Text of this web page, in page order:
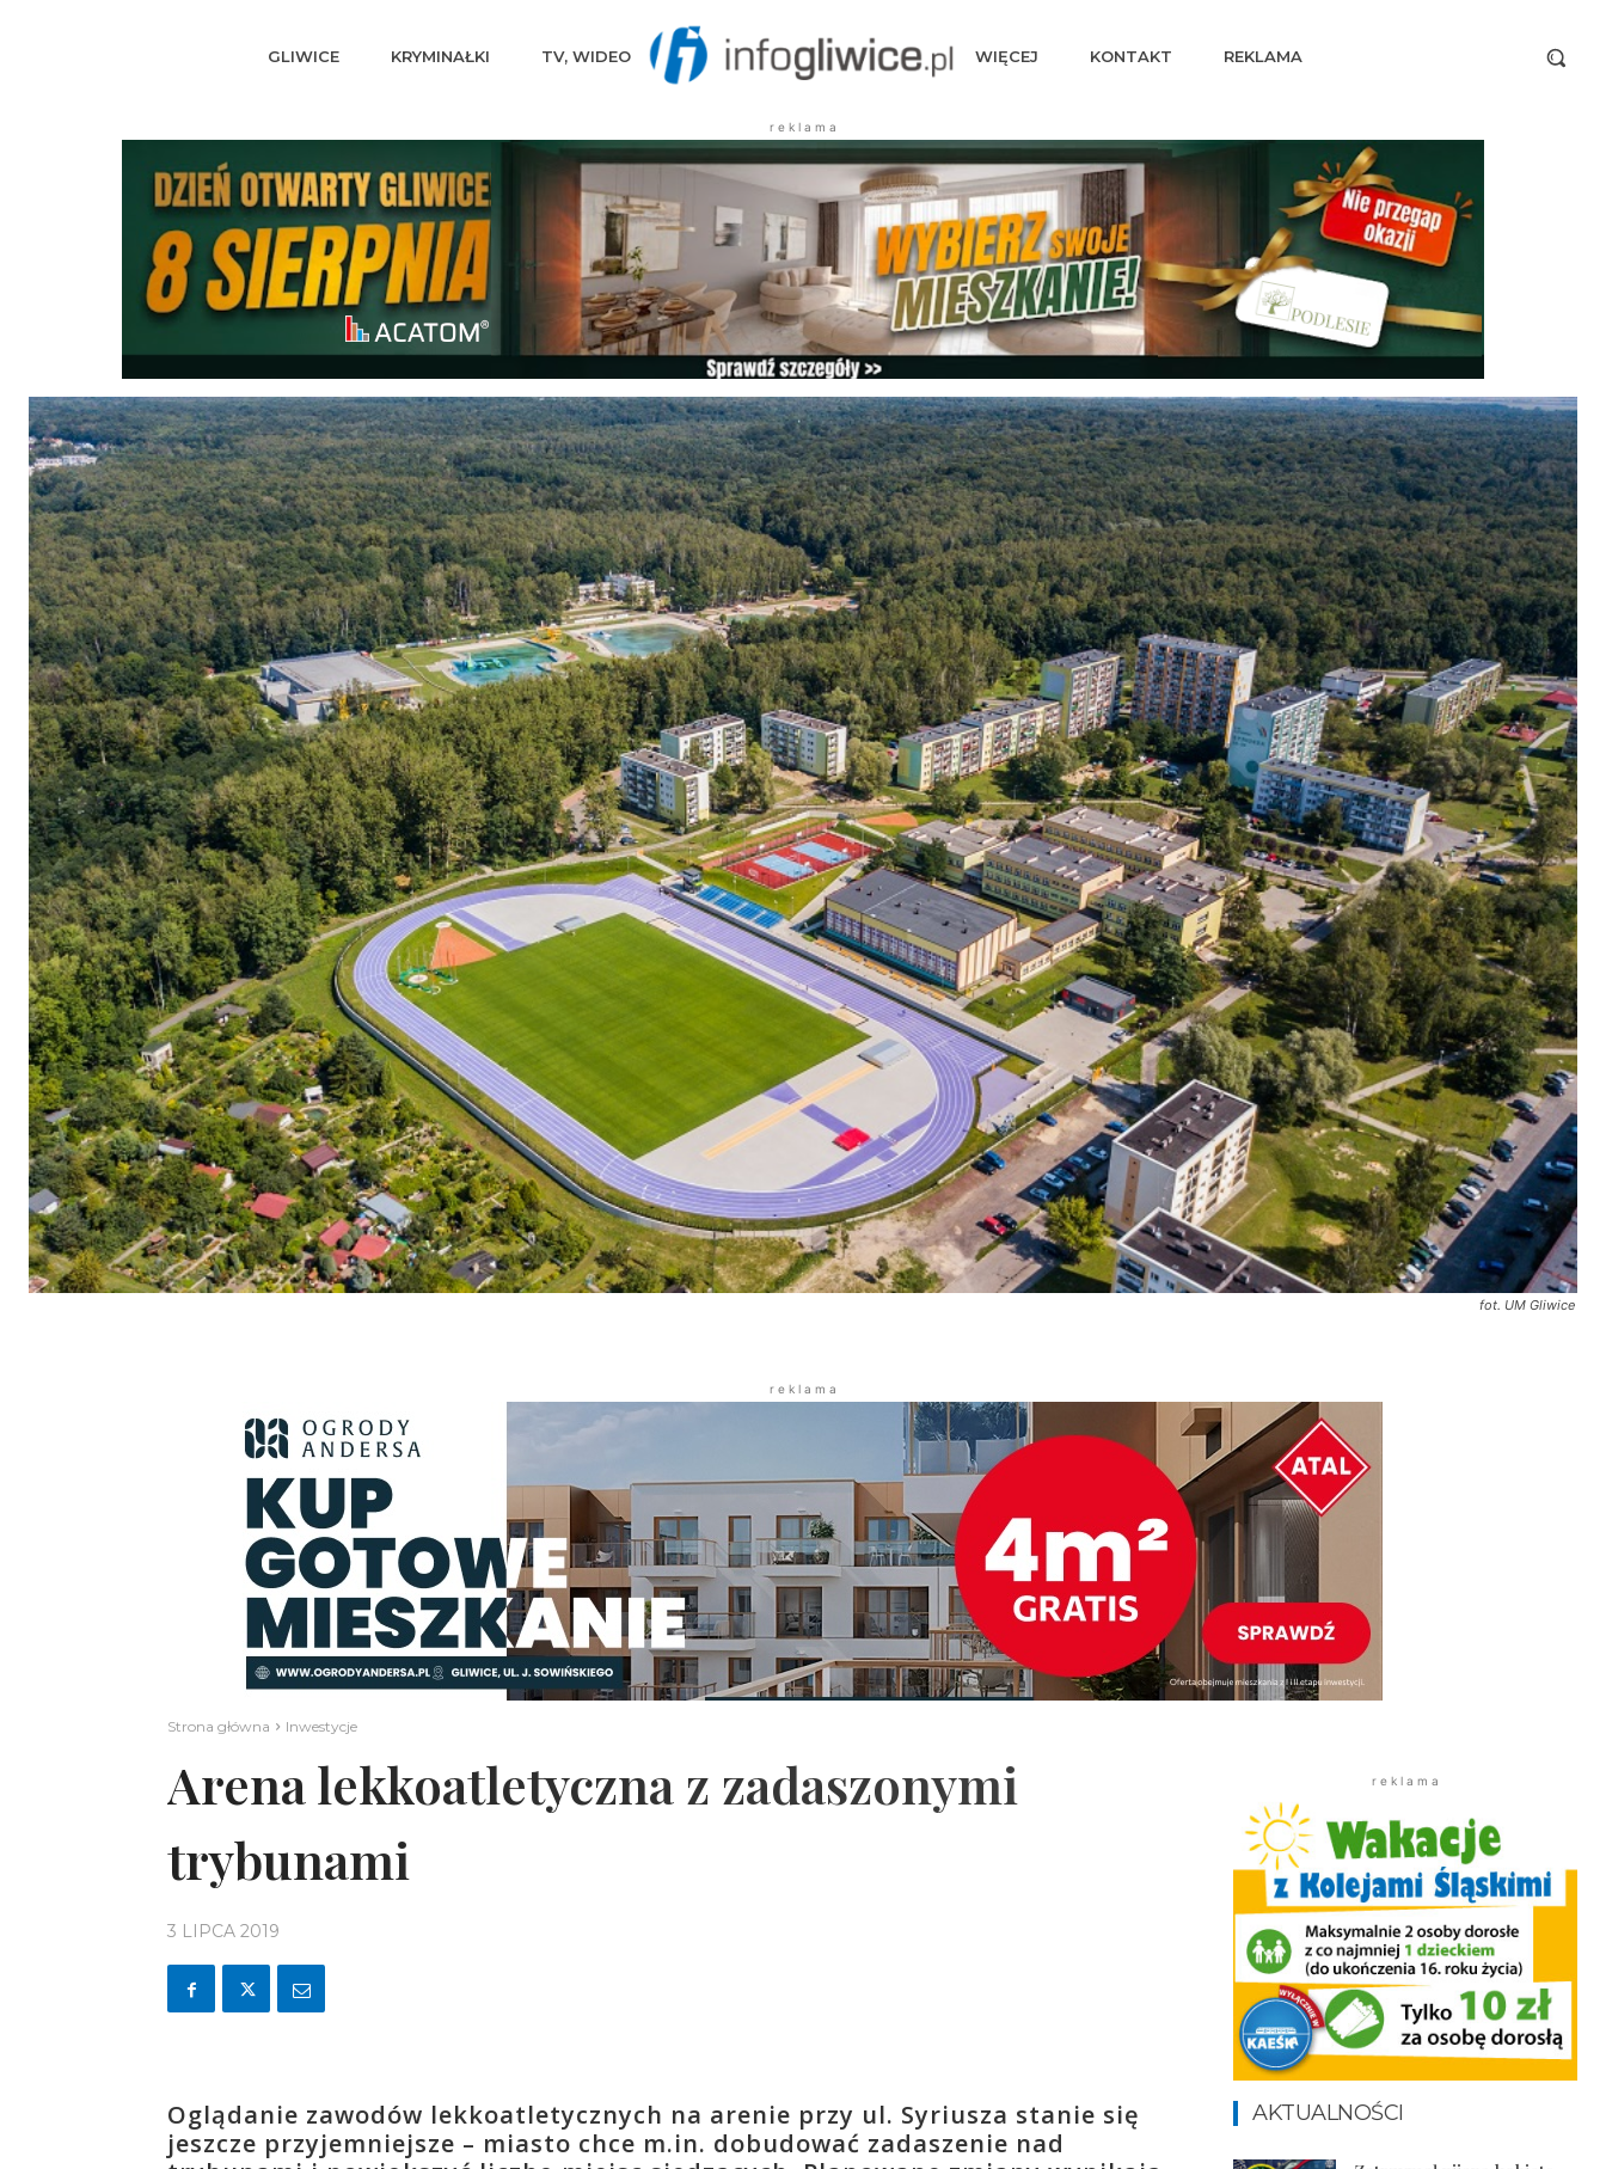
GLIWICE KRYMINAŁKI TV, WIDEO WIĘCEJ KONTAKT REKLAMA
r e k l a m a
fot. UM Gliwice
r e k l a m a
Strona główna Inwestycje
Arena lekkoatletyczna z zadaszonymi
trybunami
3 LIPCA 2019
Oglądanie zawodów lekkoatletycznych na arenie przy ul. Syriusza stanie się
jeszcze przyjemniejsze – miasto chce m.in. dobudować zadaszenie nad
r e k l a m a
AKTUALNOŚCI